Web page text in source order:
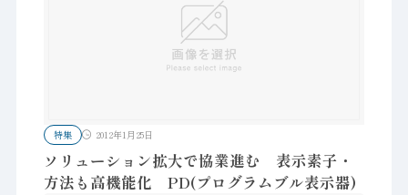
特集 2012年1月25日
ソリューション拡大で協業進む 表示素子・
方法も高機能化 PD(プログラムブル表示器)